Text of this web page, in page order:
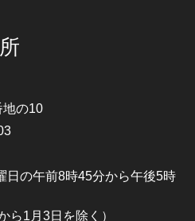
地の10
日の午前8時45分から午後5時
ら1月3日を除く）